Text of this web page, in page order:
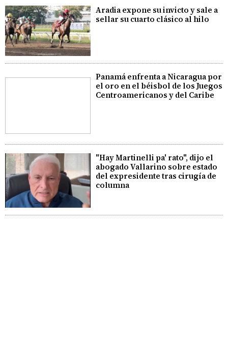
Aradia expone su invicto y sale a
sellar su cuarto clásico al hilo
Panamá enfrenta a Nicaragua por
el oro en el béisbol de los Juegos
Centroamericanos y del Caribe
"Hay Martinelli pa' rato", dijo el
abogado Vallarino sobre estado
del expresidente tras cirugía de
columna